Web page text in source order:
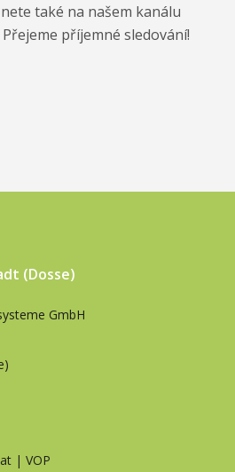
také na našem kanálu
Přejeme příjemné sledování!
(Dosse)
GmbH
| VOP